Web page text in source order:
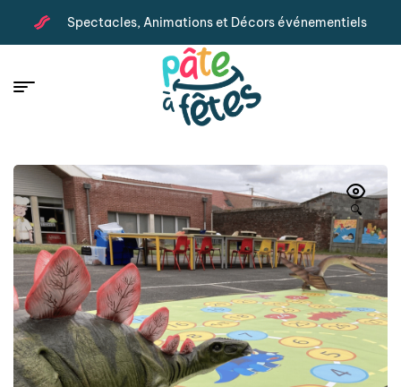
Spectacles, Animations et Décors événementiels
🔍